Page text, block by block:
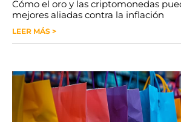
Cómo el oro y las criptomonedas
mejores aliadas contra la inflación
LEER MÁS >